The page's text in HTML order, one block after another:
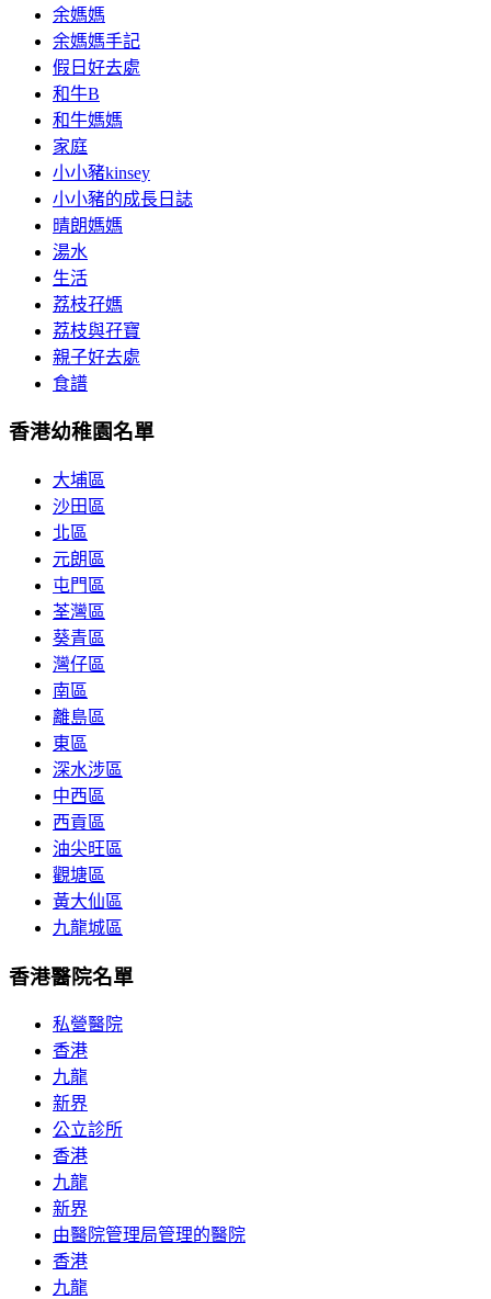
余媽媽
余媽媽手記
假日好去處
和牛B
和牛媽媽
家庭
小小豬kinsey
小小豬的成長日誌
晴朗媽媽
湯水
生活
荔枝孖媽
荔枝與孖寶
親子好去處
食譜
香港幼稚園名單
大埔區
沙田區
北區
元朗區
屯門區
荃灣區
葵青區
灣仔區
南區
離島區
東區
深水涉區
中西區
西貢區
油尖旺區
觀塘區
黃大仙區
九龍城區
香港醫院名單
私營醫院
香港
九龍
新界
公立診所
香港
九龍
新界
由醫院管理局管理的醫院
香港
九龍